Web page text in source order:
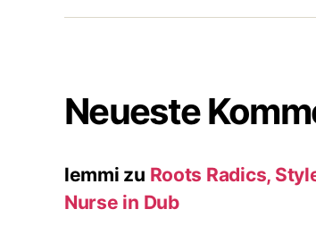
Neueste
lemmi zu Roots Radics,
Nurse in Dub